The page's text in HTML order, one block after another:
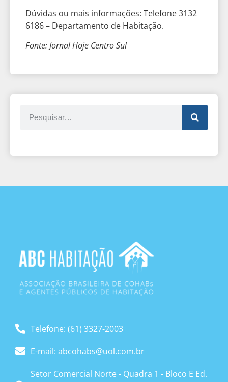
Dúvidas ou mais informações: Telefone 3132
6186 – Departamento de Habitação.
Fonte: Jornal Hoje Centro Sul
Telefone: (61) 3327-2003
E-mail: abcohabs@uol.com.br
Setor Comercial Norte - Quadra 1 - Bloco E Ed.